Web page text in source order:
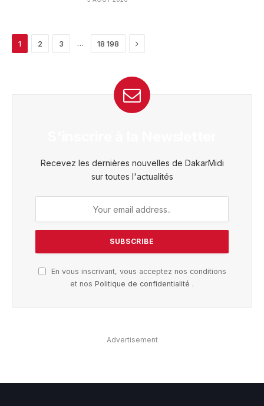
1 2 3 … 18 198 Next
Recevez les dernières nouvelles de DakarMidi
sur toutes l'actualités
En vous inscrivant, vous acceptez nos conditions
et nos Politique de confidentialité .
Advertisement